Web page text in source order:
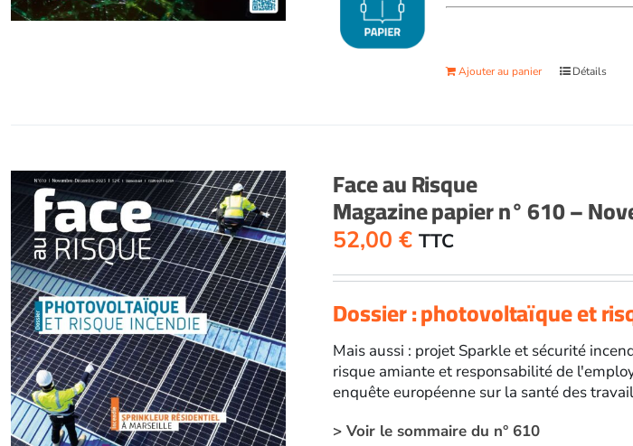
Ajouter au panier Détails
Face au Risque
Magazine papier n° 610 –
52,00€ TTC
Dossier : photovoltaïque et
Mais aussi : projet Sparkle et sécurité
risque amiante et responsabilité de
enquête européenne sur la santé des
> Voir le sommaire du n° 610